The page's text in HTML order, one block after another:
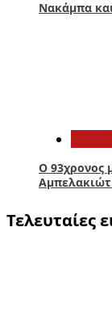
Νακάμπα
Ο 93χρονος
Τελευταίες